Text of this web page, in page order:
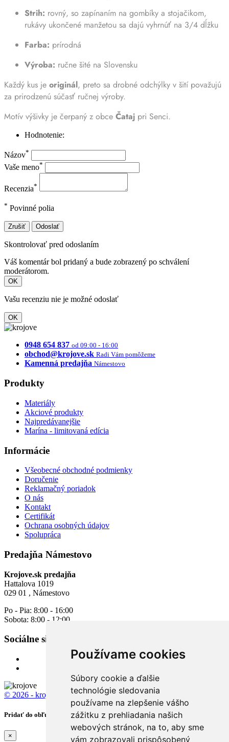
Používame cookies
Súbory cookie a ďalšie
technológie sledovania
používame na zlepšenie vášho
zážitku z prehliadania našich
webových stránok, na to, aby sme
vám zobrazovali prispôsobený
Strih: rovný, so zapínaním na gombíky a stojačikom,
rukávy ukončené manžetou sa dajú vyhrnúť na 3/4 dĺžku
Farba: prírodná
Výroba: ručne šité na Slovensku
Každý kus je originál, preto sa drobné odchýlky v šití považujú
za prirodzenú súčasť ručnej výroby.
Motív výšivky je čerpaný z obce Čataj pri Senci.
Hodnotenie:
Názov*
Vaše meno*
Recenzia*
* Povinné polia
Zrušiť Odoslať
Skontrolovať pred odoslaním
Váš komentár bol pridaný a bude zobrazený po schválení
moderátorom.
OK
Vašu recenziu nie je možné odoslať
OK
0948 654 837 od 09:00 - 16:00
obchod@krojove.sk Radi Vám pomôžeme
Kamenná predajňa Námestovo
Produkty
Materiály
Akciové produkty
Najpredávanejšie
Marína - limitovaná edícia
Informácie
Všeobecné obchodné podmienky
Doručenie
Reklamačný poriadok
O nás
Kontakt
Certifikát
Ochrana osobných údajov
Spolupráca
Predajňa Námestovo
Krojove.sk predajňa
Hattalova 1019
029 01 , Námestovo
Po - Pia: 8:00 - 16:00
Sobota: 8:00 - 12:00
Sociálne siete
© 2026 - krojove.sk All rights reserved.
Pridať do obľúbených
×